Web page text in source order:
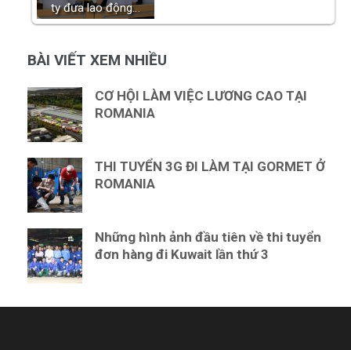
ty đưa lao động…
BÀI VIẾT XEM NHIỀU
CƠ HỘI LÀM VIỆC LƯƠNG CAO TẠI
ROMANIA
THI TUYỂN 3G ĐI LÀM TẠI GORMET Ở
ROMANIA
Những hình ảnh đầu tiên về thi tuyển
đơn hàng đi Kuwait lần thứ 3